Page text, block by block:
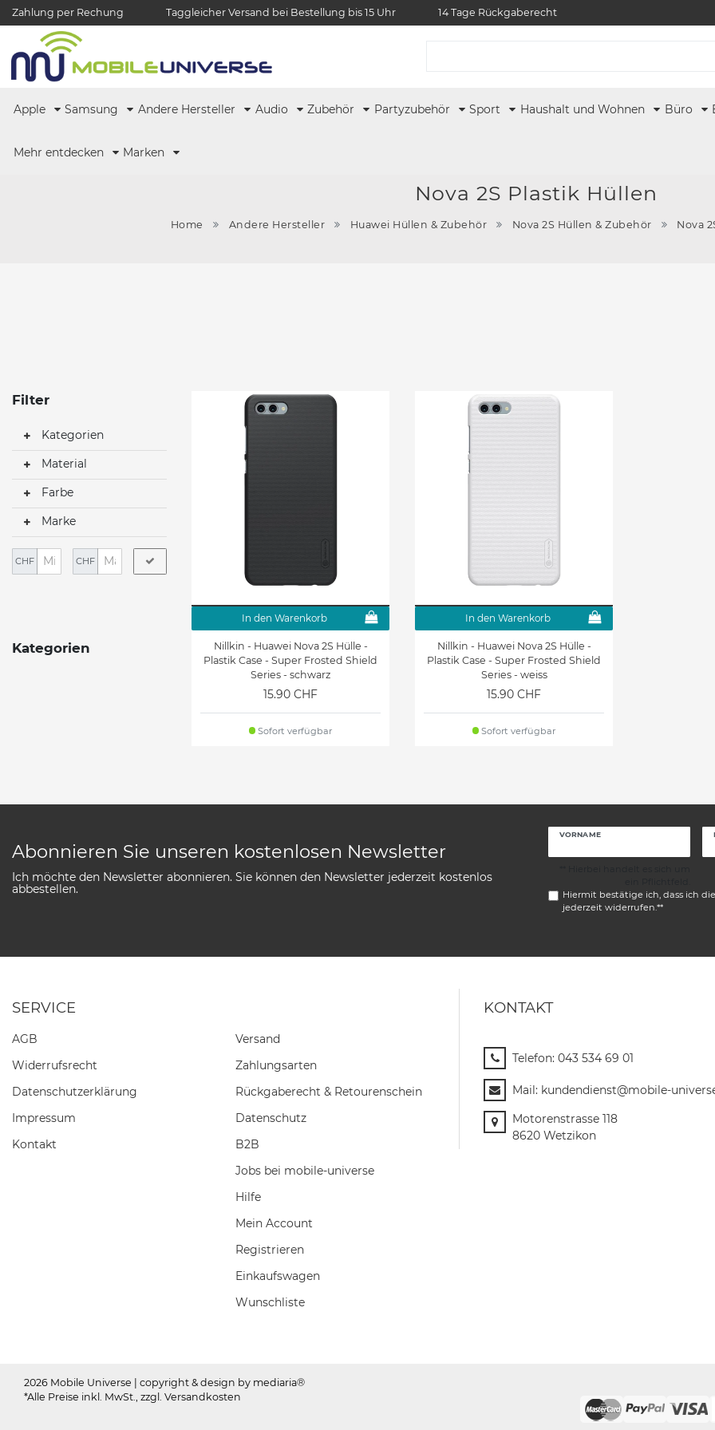
Zahlung per Rechung Taggleicher Versand bei Bestellung bis 15 Uhr 14 Tage Rückgaberecht
Apple Samsung Andere Hersteller Audio Zubehör Partyzubehör Sport Haushalt und Wohnen Büro
Mehr entdecken Marken
Nova 2S Plastik Hüllen
Home Andere Hersteller Huawei Hüllen & Zubehör Nova 2S Hüllen & Zubehör Nova
Filter
Kategorien
Material
Farbe
Marke
CHF CHF
Kategorien
In den Warenkorb
Nillkin - Huawei Nova 2S Hülle -
Plastik Case - Super Frosted Shield
Series - schwarz
15.90 CHF
Sofort verfügbar
In den Warenkorb
Nillkin - Huawei Nova 2S Hülle -
Plastik Case - Super Frosted Shield
Series - weiss
15.90 CHF
Sofort verfügbar
Abonnieren Sie unseren kostenlosen Newsletter
Ich möchte den Newsletter abonnieren. Sie können den Newsletter jederzeit kostenlos
abbestellen.
VORNAME
Hiermit bestätige ich, dass ich
jederzeit widerrufen.**
SERVICE
AGB
Widerrufs­recht
Daten­schutz­erklärung
Impressum
Kontakt
Versand
Zahlungsarten
Rückgaberecht & Retourenschein
Datenschutz
B2B
Jobs bei mobile-universe
Hilfe
Mein Account
Registrieren
Einkaufswagen
Wunschliste
KONTAKT
Telefon: 043 534 69 01
Mail: kundendienst@mobile-
Motorenstrasse 118
8620 Wetzikon
2026 Mobile Universe
| copyright & design by mediaria®
*Alle Preise inkl. MwSt., zzgl. Versandkosten